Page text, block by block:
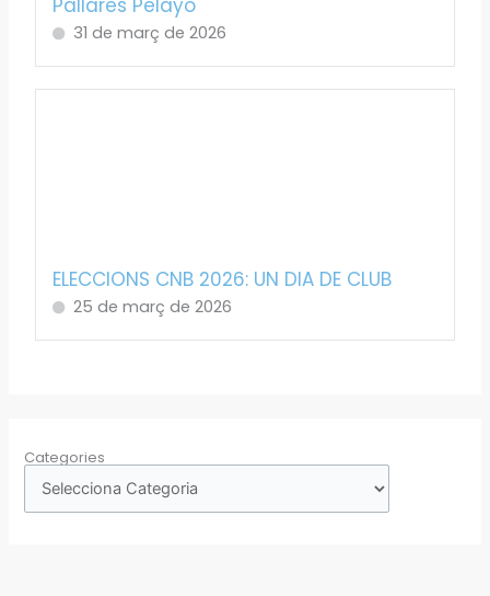
Pallarès Pelayo
31 de març de 2026
ELECCIONS CNB 2026: UN DIA DE CLUB
25 de març de 2026
Categories